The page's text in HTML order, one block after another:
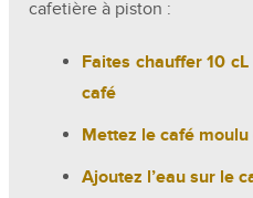
cafetière à piston :
Faites chauffer 10
café
Mettez le café
Ajoutez l’eau sur le